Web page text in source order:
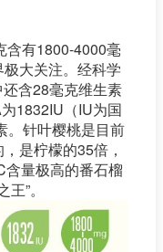
含有1800-4000毫
大关注。经科学
含28毫克维生素
1832IU（IU为国
。针叶樱桃是目前
是柠檬的35倍，
量极高的番石榴
”。